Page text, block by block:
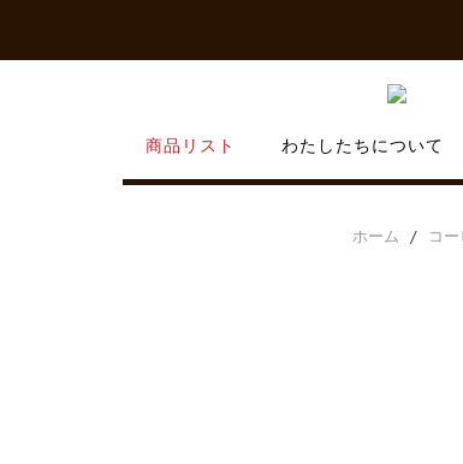
content
商品リスト わたしたちについて
ホーム / コ